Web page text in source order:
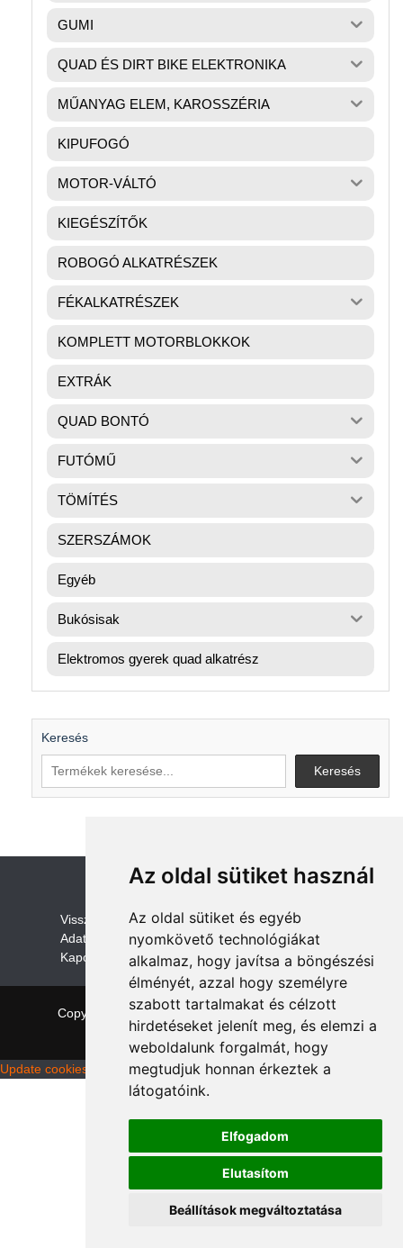
Az oldal sütiket használ
Az oldal sütiket és egyéb
nyomkövető technológiákat
alkalmaz, hogy javítsa a böngészési
élményét, azzal hogy személyre
szabott tartalmakat és célzott
hirdetéseket jelenít meg, és elemzi a
weboldalunk forgalmát, hogy
megtudjuk honnan érkeztek a
látogatóink.
Elfogadom
Elutasítom
Beállítások megváltoztatása
GUMI
QUAD ÉS DIRT BIKE ELEKTRONIKA
MŰANYAG ELEM, KAROSSZÉRIA
KIPUFOGÓ
MOTOR-VÁLTÓ
KIEGÉSZÍTŐK
ROBOGÓ ALKATRÉSZEK
FÉKALKATRÉSZEK
KOMPLETT MOTORBLOKKOK
EXTRÁK
QUAD BONTÓ
FUTÓMŰ
TÖMÍTÉS
SZERSZÁMOK
Egyéb
Bukósisak
Elektromos gyerek quad alkatrész
Keresés
Keresés
Visszaküldési és visszatérítési szabályzat
Adatvédelem /GDPR
Kapcsolat
Copyright © 2026 quadalkatreszek.com | Theme:
NewStoreby ThemeFarmer
Update cookies preferences